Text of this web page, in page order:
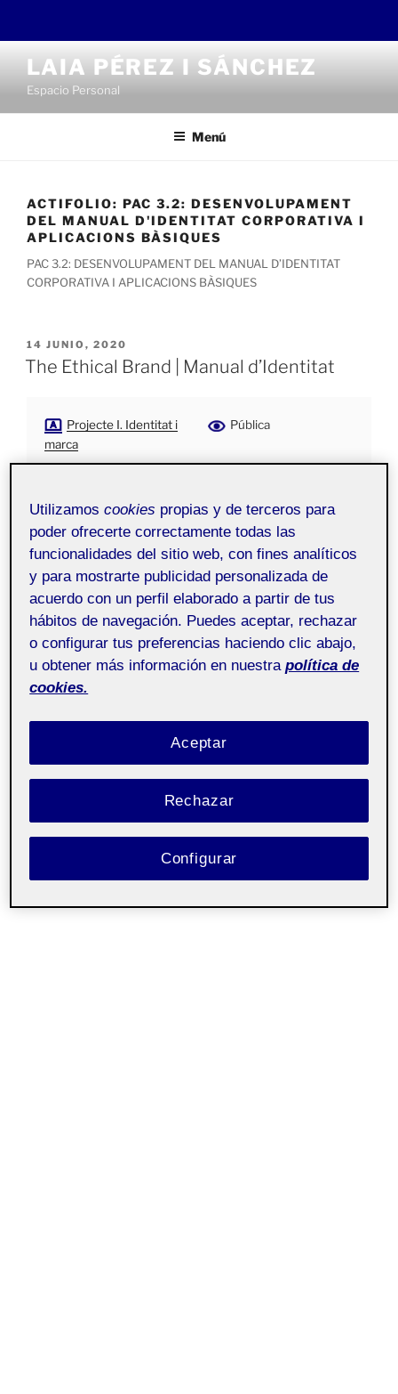
contenido
LAIA PÉREZ I SÁNCHEZ
Espacio Personal
Menú
ACTIFOLIO: PAC 3.2: DESENVOLUPAMENT
DEL MANUAL D'IDENTITAT CORPORATIVA I
APLICACIONS BÀSIQUES
PAC 3.2: DESENVOLUPAMENT DEL MANUAL D’IDENTITAT
CORPORATIVA I APLICACIONS BÀSIQUES
PUBLICADO
EL
14 JUNIO, 2020
The Ethical Brand | Manual d’Identitat
Projecte I. Identitat i
marca
Pública
Utilizamoscookies propias y de terceros para
poder ofrecerte correctamente todas las
funcionalidades del sitio web, con fines analíticos
y para mostrarte publicidad personalizada de
acuerdo con un perfil elaborado a partir de tus
hábitos de navegación. Puedes aceptar, rechazar
o configurar tus preferencias haciendo clic abajo,
u obtener más información en nuestra política de
cookies.
Rechazar
Aceptar
Configurar